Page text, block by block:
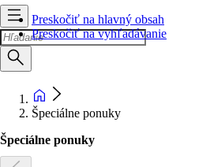
Preskočiť na hlavný obsah
Preskočiť na vyhľadávanie
Špeciálne ponuky
Špeciálne ponuky